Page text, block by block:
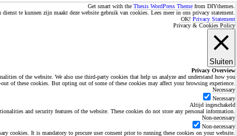
Get smart with the Thesis WordPress Theme from DIYthemes.
dienst te kunnen zijn maakt deze website gebruik van cookies. Lees meer in ons privacy statement.
OK! Privacy Statement
Privacy & Cookies Policy
Sluiten
Privacy Overview
of the website. We also use third-party cookies that help us analyze and understand how you
of these cookies. But opting out of some of these cookies may affect your browsing experience.
Necessary
Necessary
Altijd ingeschakeld
and security features of the website. These cookies do not store any personal information.
Non-necessary
Non-necessary
cookies. It is mandatory to procure user consent prior to running these cookies on your website.